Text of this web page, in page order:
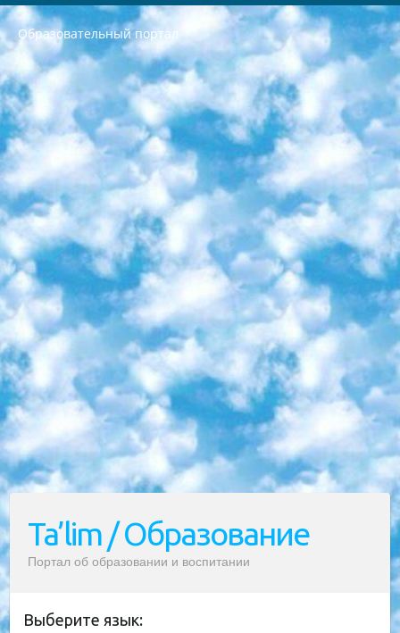
Образовательный портал
РЕСПУБЛИКА УЗБЕКИСТАН МИНИСТРЕРСТВО ДОШКОЛЬНОГО И ШКОЛЬНОГО ОБРАЗОВАНИЯ КОМАНДА в общеобразовательных учреждениях в 2023-2024 учебном году организация и проведение итоговой государственной аттестации обучающихся о Министра дошкольного и школьного образования Республики Узбекистан от 4 марта 2008 года (постановлением Минюста от 20 марта 2008 года № 1778 государственной регистрации) «Итоговое состояние учащихся общего среднего образования на основании положения об утверждении положения об аттестации общего среднего образования выпускной экзамен студентов в образовательных учреждениях в 2023-2024 учебном году В целях организации и прохождения аттестации приказываю: 1. Следующее: перечень предметов, по которым будет проводиться итоговая государственная аттестация и экзамен формы перевода согласно приложению 1; сертификаты международного образца, оценивающие уровень владения иностранными языками перечень согласно приложению 2; 2. Педагогический при специализированных образовательных учреждениях. научно-практический центр квалификации и международной оценки (Д.Давидова) 2024 г. До 25 марта: задания по предметам, по которым будет проводиться итоговая аттестация разработка и утверждение технических условий; итоговая аттестация на основании разработанного предметного задания разработка вопросов по предметам (устно и письменно), экзамен передача; общеобразовательные средние школы и специальные учебные заведения учащиеся выпускных классов школ и интернатов в агентской системе подготовка базы данных экзаменационных материалов и критериев оценки; перевод базы экзаменационных материалов на все языки обучения подать в Республиканский образовательный центр для изготовления; варианты экзаменов на основе разработанных контрольных материалов пусть будут поставлены задачи формирования. 3. Республиканский образовательный центр (Ш.Худайкулов) до 5 апреля 2024 года. до: база данных предоставленных экзаменационных материалов на все языки обучения перевод и экспертиза; для слепых, слабовидящих, глухих, слабослышащих и умственно отсталых детей учащиеся выпускных классов специализированных школ и школ-интернатов база данных экзаменационных материалов на всех преподаваемых языках подготовка критериев оценки; специализированные школы для умственно отсталых детей и технологии для учащихся выпускных классов школ-интернатов разработка соответствующих рекомендаций и критериев проведения ЕГЭ по естествознанию давать задания. 4. Педагогический при специализированных образовательных учреждениях. Научно-практический центр навыков и международной оценки (Д.Давидова), Республика образовательный центр (Худайкулов Ш.) итоговый государственный аттестационный экзамен ориентирован на творческое и логическое мышление при подготовке базы материалов учитывать введение заданий. 5. Следует отметить, что: сертификат государственного образца о знании общеобразовательного предмета и как минимум национальный уровень B1 по предметам на иностранных языках, указанным в Приложении 2. или международно признанный сертификат эквивалентного уровня студенты, изучающие определенный предмет, освобождаются от экзамена; по соответствующим предметам запланирована итоговая государственная аттестация за день до дня, путем жеребьевки Рабочей группой (в письменной форме по предметам, проводимым в форме) из числа сформированных вариантов выбрано 2 варианта; 2 выбранных варианта экзамена анонсированы на официальном сайте министерства и все выпускники по всей стране на основе этих вариантов проводит итоговую государственную аттестацию. 6. Государственное образование учащихся средних общеобразовательных учреждений. знания в соответствии с квалификационными требованиями, которые необходимо приобрести на основании стандартов итоговый (выпускной) контроль для 9 и 11 классов в целях тестирования Экзамены (далее – экзамены) состоят из предметов, перечисленных в приложении 1. будет сделано. 7. Экзамены пройдут с 26 мая по 15 июня 2024 г. (кроме науки физического воспитания). 8. Физическая для учащихся 9 классов общесредних образовательных учреждений. Экзамены по предмету «Образование, квалификация медицина» 1-6 мая 2024 года. сотрудники перевести под присмотр (с отклонениями в физическом или умственном развитии) специализированная школа для детей, школы-интернаты и со сколиозом школы-интернаты санаторного типа для больных детей исключены). 9. Он был слепым, слабовидящим и имел нарушения опорно-двигательного аппарата. экзамены в специализированных школах и интернатах для детей должны проводиться исходя из требований, предъявляемых к общеобразовательным учреждениям (физкультура кроме науки). 10. Специализированная школа для глухих и слабослышащих детей. и экзамены в интернатах и быть реализован в виде письменного теста по математике. 11. Специальность для умственно отсталых детей. Для 9 класса Родной язык и литературное письмо Государственный язык (язык обучения – узбекский). для неклассов) написано Математическое письмо Письменная/устная история Узбекистана Физическое воспитание практично Итоговый контроль Для 11 класса Написание родного языка и литературы (эссе) Математическое письмо Узбекский язык (обучение на узбекском языке) не посещающее общее среднее образование для учреждений)/Образовательное учреждение выбор письменный и устный Иностранный язык письменный/устный Письменная/устная история Узбекистана *По выбору студента:  Химия  Физика  Основы государственного права  География 10 бесплатных образовательных ресурсов - Мы составили подборку онлайн-проектов с интерактивными упражнениями, видеолекциями и статьями. Они помогут вам обрести новые и освежить старые знания бесплатно. 1. «ИНТУИТ» Старейшая образовательная площадка Рунета. Здесь вы найдёте сотни текстовых и видеокурсов на десятки различных тем — от программирования до психологии. Многие курсы подготовлены российскими университетами и крупными международными компаниями вроде Intel и Microsoft. Самостоятельное обучение бесплатное, но желающие могут оплатить услуги персональных наставников. 2. «Смартия» знакомит с актуальными профессиями и подсказывает, как им обучаться. Выбрав заинтересовавшую вас специальность — SMM-специалист, фотограф, веб-дизайнер или другую, — увидите список необходимых для неё умений. Чтобы вы могли освоить их самостоятельно, для каждого умения площадка отображает подборку ссылок на учебные материалы. Хотя «Смартия» ориентируется на русскоязычную аудиторию, часть контента всё же доступна только на английском. 3. «Лекторий Физтеха» Проект Московского физико-технического института (Физтеха). С его помощью вы можете смотреть онлайн серии лекций, записанные на видео в этом вузе. В числе доступных предметов — физика, биология, химия, информационные технологии и другие. К некоторым лекциям администрация ресурса прилагает готовые конспекты, которые можно скачивать в PDF-формате. 4. ITMOcourses Онлайн-площадка Санкт-Петербургского национального исследовательского университета информационных технологий, механики и оптики (ИТМО). Ресурс предоставляет свободный доступ к курсам, разработанным в этом вузе. Каталог материалов разбит на четыре категории: «Оптические системы и технологии», «Приборостроение и робототехника», «Информационные технологии» и «Биотехнологии». Курсы состоят из видеолекций, интерактивных демонстраций и заданий. 5. «КиберЛенинка» Электронная научная библиотека открытого доступа. Каталог площадки регулярно обрастает текстами статей из различных научных изданий. Сгруппированные по журналам и рубрикам публикации можно читать онлайн или скачивать целиком в PDF-формате. Проект нацелен на популяризацию науки за счёт открытого доступа к качественной информации. 6. «ПостНаука» На этом ресурсе публикуют подборки видеолекций, составленные экспертами из разных отраслей и объединённые общими темами. Среди них, к примеру, есть серии «Биоинформатика и геномика», «Культура средневековой Скандинавии» и Cinema Studies о теории кино. Каждая подборка лекций — логически связанная история, рассказанная экспертом от первого лица. Кроме того, на сайте появляются научно-образовательные статьи и тесты на разные темы. 7. «Newочём» Команда проекта «Newочём» отбирает самые интересные тексты из англоязычных СМИ и переводит те из них, за которые голосуют участники сообщества «ВКонтакте». По большей части это научно-популярные статьи. Редакторы придумывают лишь заголовки, в остальном содержание переводов соответствует оригиналам. Полные тексты можно читать прямо в социальной сети. 8. InternetUrok Онлайн-база материалов по основным дисциплинам школьной программы. Информация на сайте структурирована по классам, предметам и темам (урокам). Каждый урок состоит из видеолекций и конспектов. Есть также интерактивные тренажёры и тесты для закрепления пройденного материала. Даже если вы давно окончили школу, возможность повторить программу старших классов всегда может пригодиться. 9. Edutainme Ещё один ресурс об образовании. В отличие от Newtonew, как мне кажется, Edutainme больше ориентируется на представителей индустрии: педагогов, предпринимателей, разработчиков образовательных проектов. Но и любой, кто просто стремится к саморазвитию, найдёт на сайте много полезного и интересного для себя. Например, информацию о новых курсах и образовательных сервисах. 10. Newtonew Онлайн-медиа об образовании и обучении в широком смысле. Авторы Newtonew пишут об инструментах, заведениях, тактиках и стратегиях, которые помогают учить других и получать новые знания самостоятельно. На этой площадке вы найдёте новости, обзоры, аналитические мат
Ta’lim / Образование
Портал об образовании и воспитании
Выберите язык: